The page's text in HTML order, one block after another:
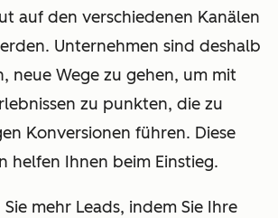
auf den verschiedenen Kanälen
Unternehmen sind deshalb
neue Wege zu gehen, um mit
zu punkten, die zu
Konversionen führen. Diese
helfen Ihnen beim Einstieg.
Sie mehr Leads, indem Sie Ihre